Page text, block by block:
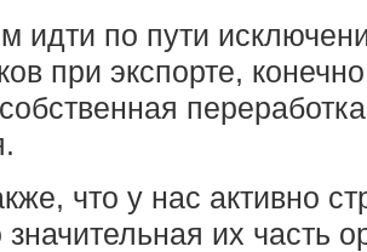
идти по пути
при экспорте,
что у нас активно
значительная их часть